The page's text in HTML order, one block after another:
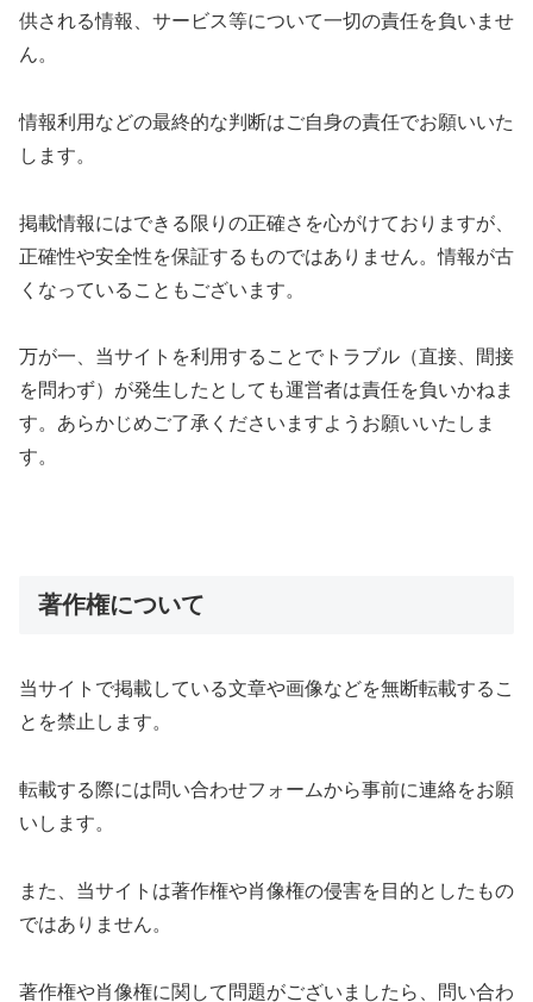
供される情報、サービス等について一切の責任を負いませ
ん。
情報利用などの最終的な判断はご自身の責任でお願いいた
します。
掲載情報にはできる限りの正確さを心がけておりますが、
正確性や安全性を保証するものではありません。情報が古
くなっていることもございます。
万が一、当サイトを利用することでトラブル（直接、間接
を問わず）が発生したとしても運営者は責任を負いかねま
す。あらかじめご了承くださいますようお願いいたしま
す。
著作権について
当サイトで掲載している文章や画像などを無断転載するこ
とを禁止します。
転載する際には問い合わせフォームから事前に連絡をお願
いします。
また、当サイトは著作権や肖像権の侵害を目的としたもの
ではありません。
著作権や肖像権に関して問題がございましたら、問い合わ